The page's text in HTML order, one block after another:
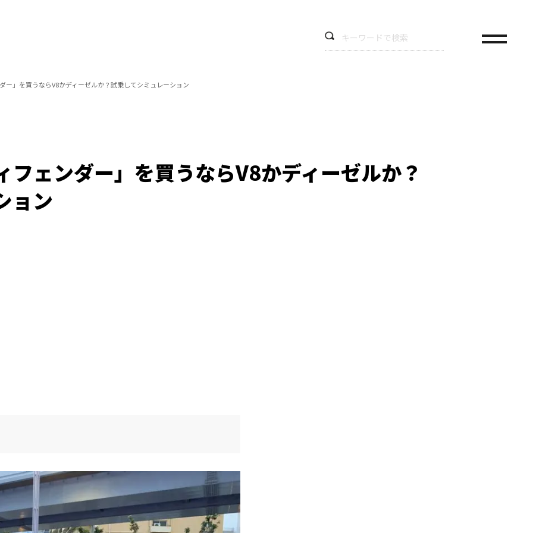
ー」を買うならV8かディーゼルか？試乗してシミュレーション
フェンダー」を買うならV8かディーゼルか？
ョン